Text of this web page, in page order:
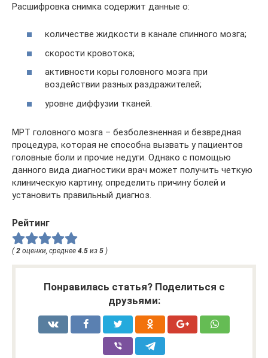
Расшифровка снимка содержит данные о:
количестве жидкости в канале спинного мозга;
скорости кровотока;
активности коры головного мозга при
воздействии разных раздражителей;
уровне диффузии тканей.
МРТ головного мозга – безболезненная и безвредная
процедура, которая не способна вызвать у пациентов
головные боли и прочие недуги. Однако с помощью
данного вида диагностики врач может получить четкую
клиническую картину, определить причину болей и
установить правильный диагноз.
Рейтинг
( 2 оценки, среднее 4.5 из 5 )
Понравилась статья? Поделиться с
друзьями: